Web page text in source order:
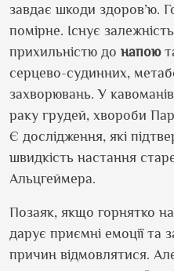
завдає шкоди здоров’ю.
помірне. Існує
прихильністю до напою
серцево-судинних,
захворювань. У
раку грудей, хвороби
Є дослідження, які
швидкість настання
Альцгеймера.
Позаяк, якщо горнятко
дарує приємні емоції та
причин відмовлятися.